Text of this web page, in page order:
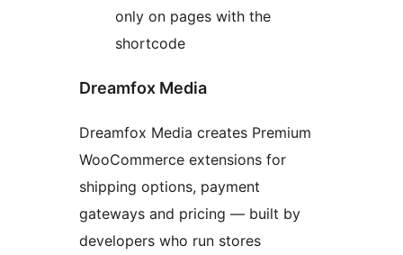
only on pages with the
shortcode
Dreamfox Media
Dreamfox Media creates Premium
WooCommerce extensions for
shipping options, payment
gateways and pricing — built by
developers who run stores